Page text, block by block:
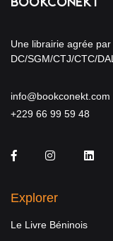
Une librairie agrée
DC/SGM/CTJ/CTC/
info@bookconekt.com
+229 66 99 59 48
FacebookInstagram
Explorer
Le Livre Béninois